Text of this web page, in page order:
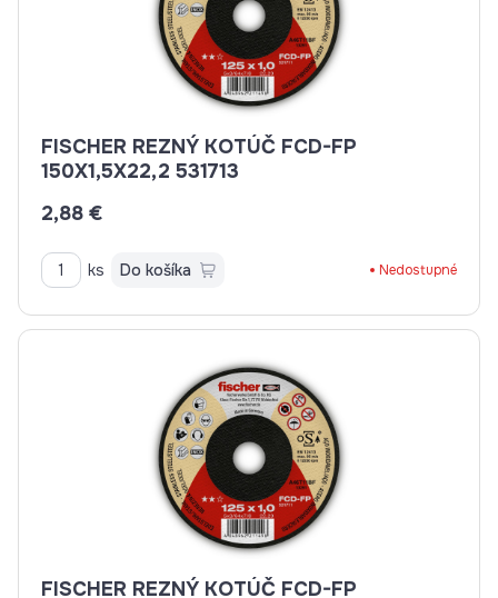
FISCHER REZNÝ KOTÚČ FCD-FP
150X1,5X22,2 531713
2,88 €
ks Do košíka Nedostupné
FISCHER REZNÝ KOTÚČ FCD-FP